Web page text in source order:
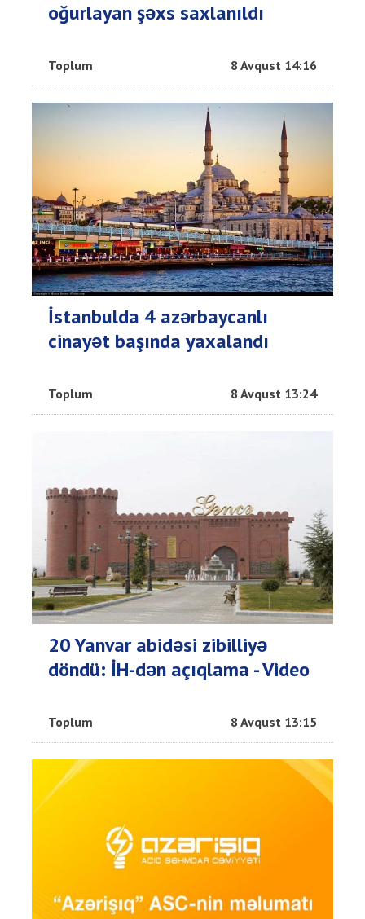
oğurlayan şəxs saxlanıldı
Toplum 8 Avqust 14:16
İstanbulda 4 azərbaycanlı
cinayət başında yaxalandı
Toplum 8 Avqust 13:24
20 Yanvar abidəsi zibilliyə
döndü: İH-dən açıqlama - Video
Toplum 8 Avqust 13:15